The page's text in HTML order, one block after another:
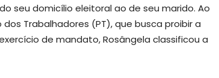
seu domicílio eleitoral ao de seu marido. Ao
Trabalhadores (PT), que busca proibir a
de mandato, Rosângela classificou a